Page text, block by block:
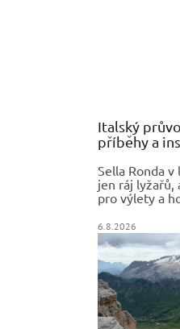
Italský
příběhy a
Sella Ronda
jen ráj lyžařů,
pro výlety a
6.8.2026